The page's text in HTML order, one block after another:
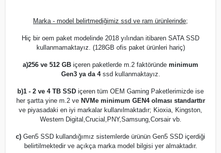
Marka - model belirtmediğimiz ssd ve ram ürünlerinde;
Hiç bir oem paket modelinde 2018 yılından itibaren SATA SSD
kullanmamaktayız. (128GB ofis paket ürünleri hariç)
a)256 ve 512 GB içeren paketlerde m.2 faktöründe minimum
Gen3 ya da 4ssd kullanmaktayız.
b)1 - 2 ve 4 TB SSD içeren tüm OEM Gaming Paketlerimizde ise
her şartta yine m.2 ve NVMe minimum GEN4 olması standarttır
ve piyasadaki en iyi markalar kullanılmaktadır; Kioxia, Kingston,
Western Digital,Crucial,PNY,Samsung,Corsair vb.
c) Gen5 SSD kullandığımız sistemlerde ürünün Gen5 SSD içerdiği
belirtilmektedir ve açıkça marka model bilgisi yer almaktadır.